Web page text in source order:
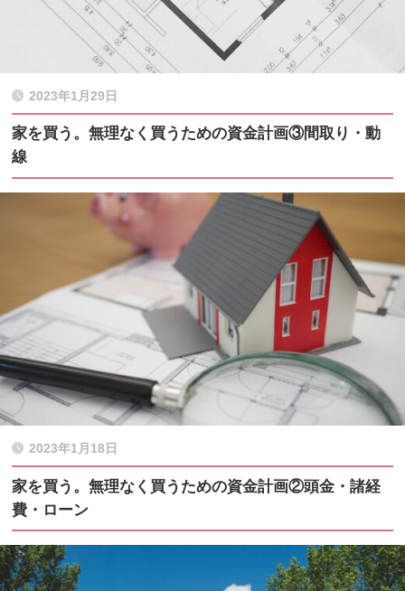
2023年1月29日
家を買う。無理なく買うための資金計画③間取り・動
線
2023年1月18日
家を買う。無理なく買うための資金計画②頭金・諸経
費・ローン